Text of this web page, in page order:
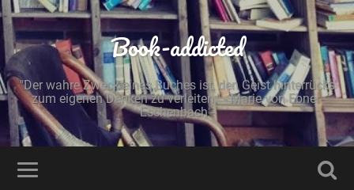
Book-addicted
"Der wahre Zweck eines Buches ist, den Geist hinterrücks
zum eigenen Denken zu verleiten." - Marie von Ebner-
Eschenbach -